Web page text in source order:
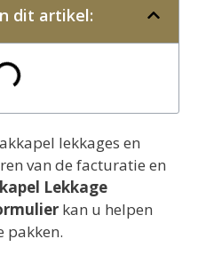
dit artikel:
lekkages en
van de facturatie en
Lekkage
kan u helpen
pakken.